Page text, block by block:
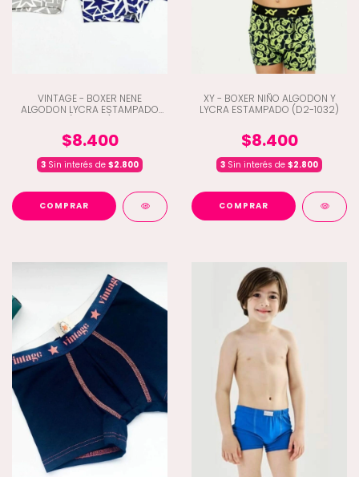
VINTAGE - BOXER NENE
ALGODON LYCRA ESTAMPADO
$8.400
3 Sin interés de $2.800
COMPRAR
XY - BOXER NIÑO ALGODON Y
LYCRA ESTAMPADO (D2-1032)
$8.400
3 Sin interés de $2.800
COMPRAR